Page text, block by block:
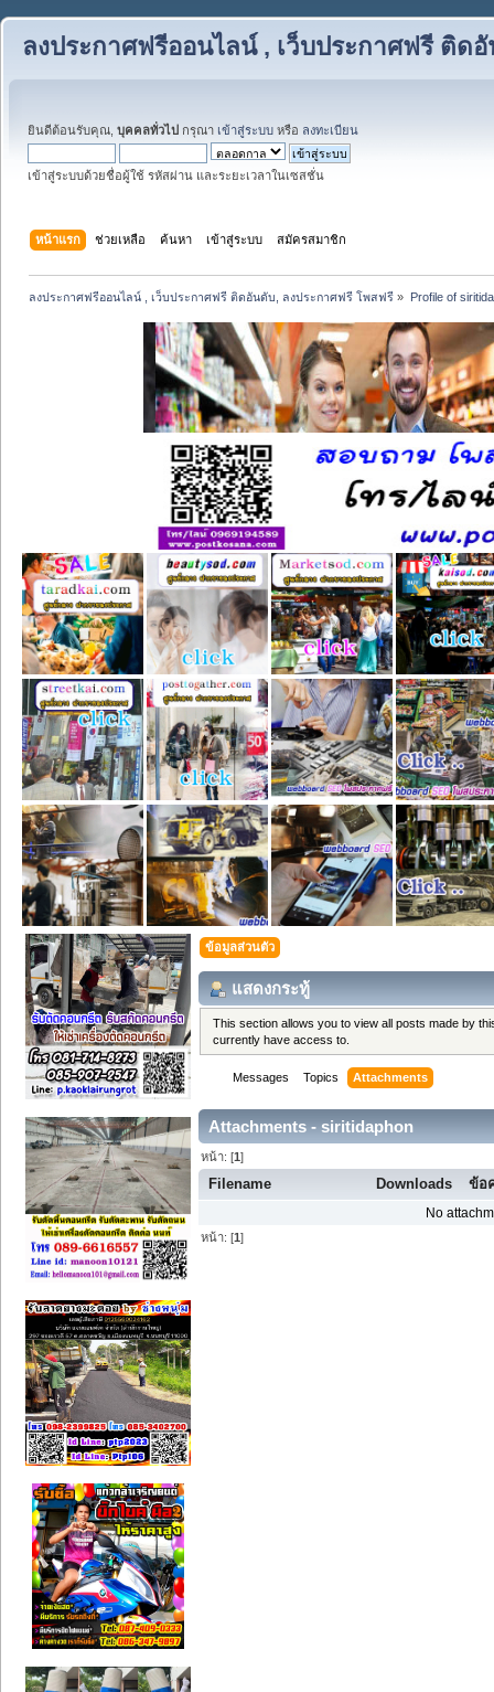
ลงประกาศฟรีออนไลน์ , เว็บประกาศฟรี ติด
ยินดีต้อนรับคุณ, บุคคลทั่วไป กรุณา เข้าสู่ระบบ หรือ ลงทะเบียน
เข้าสู่ระบบด้วยชื่อผู้ใช้ รหัสผ่าน และระยะเวลาในเซสชั่น
หน้าแรก ช่วยเหลือ ค้นหา เข้าสู่ระบบ สมัครสมาชิก
ลงประกาศฟรีออนไลน์ , เว็บประกาศฟรี ติดอันดับ, ลงประกาศฟรี โพสฟรี » Profile of
ข้อมูลส่วนตัว
แสดงกระทู้
This section allows you to view all posts made by
currently have access to.
Messages Topics Attachments
Attachments - siritidaphon
หน้า: [1]
Filename Downloads ข้อ
No
หน้า: [1]